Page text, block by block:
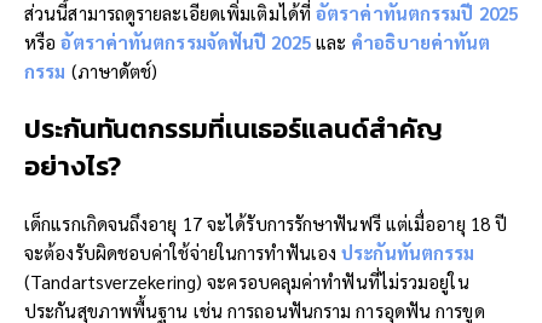
ส่วนนี้สามารถดูรายละเอียดเพิ่มเติมได้ที่อัตราค่าทันตกรรมปี 2025
หรืออัตราค่าทันตกรรมจัดฟันปี 2025และ คำอธิบายค่าทันต
กรรม (ภาษาดัตช์)
ประกันทันตกรรมที่เนเธอร์แลนด์สำคัญ
อย่างไร?
เด็กแรกเกิดจนถึงอายุ 17 จะได้รับการรักษาฟันฟรี แต่เมื่ออายุ 18 ปี
จะต้องรับผิดชอบค่าใช้จ่ายในการทำฟันเองประกันทันตกรรม
(Tandartsverzekering) จะครอบคลุมค่าทำฟันที่ไม่รวมอยู่ใน
ประกันสุขภาพพื้นฐาน เช่น การถอนฟันกราม การอุดฟัน การขูด